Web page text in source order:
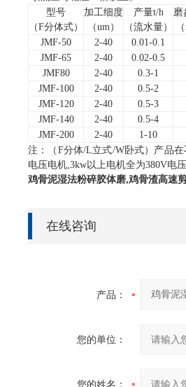
型号
（F分体式）
加工细度
（um）
产量t/h
（流水量）
磨
JMF-50
2-40 0.01-0.1
JMF-65
2-40 0.02-0.5
JMF80
2-40 0.3-1
JMF-100
2-40 0.5-2
JMF-120
2-40 0.5-3
JMF-140
2-40 0.5-4
JMF-200
2-40 1-10
注：（F分体/L立式/W卧式）产品
电压电机,3kw以上电机全为380V电压
鸡骨泥湿法粉碎胶体磨,鸡骨渣高速
在线咨询
产品：
您的单位：
您的姓名：